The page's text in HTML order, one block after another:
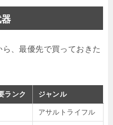
、最優先で買っておきた
ランク ジャンル
アサルトライフル